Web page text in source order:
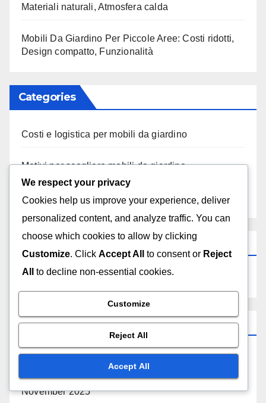
Materiali naturali, Atmosfera calda
Mobili Da Giardino Per Piccole Aree: Costi ridotti,
Design compatto, Funzionalità
Categories
Costi e logistica per mobili da giardino
Motivi per scegliere mobili da giardino
Risultati e benefici dei mobili da giardino
Search
Archives
November 2025
We respect your privacy
Cookies help us improve your experience, deliver
personalized content, and analyze traffic. You can
choose which cookies to allow by clicking
Customize. Click Accept All to consent or Reject
All
to decline non-essential cookies.
Customize
Reject All
Accept All